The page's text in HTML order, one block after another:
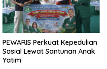
PEWARIS Perkuat Kepedulian
Sosial Lewat Santunan Anak
Yatim